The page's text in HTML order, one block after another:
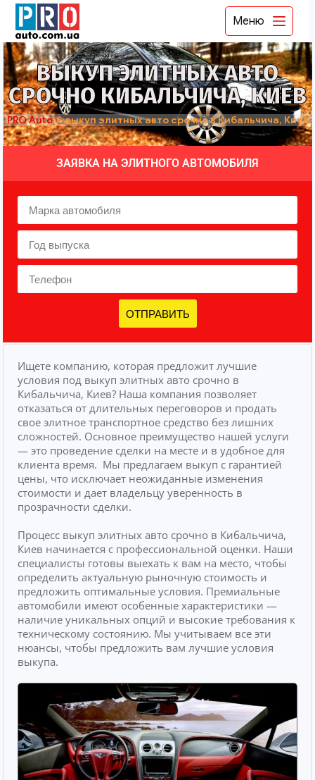
Меню
ВЫКУП ЭЛИТНЫХ АВТО
СРОЧНО КИБАЛЬЧИЧА, КИЕВ
PRO Auto➤выкуп элитных авто срочно в Кибальчича, Киев
ЗАЯВКА НА ЭЛИТНОГО АВТОМОБИЛЯ
ОТПРАВИТЬ
Ищете компанию, которая предложит лучшие
условия под выкуп элитных авто срочно в
Кибальчича, Киев? Наша компания позволяет
отказаться от длительных переговоров и продать
свое элитное транспортное средство без лишних
сложностей. Основное преимущество нашей услуги
— это проведение сделки на месте и в удобное для
клиента время. Мы предлагаем выкуп с гарантией
цены, что исключает неожиданные изменения
стоимости и дает владельцу уверенность в
прозрачности сделки.
Процесс выкуп элитных авто срочно в Кибальчича,
Киев начинается с профессиональной оценки. Наши
специалисты готовы выехать к вам на место, чтобы
определить актуальную рыночную стоимость и
предложить оптимальные условия. Премиальные
автомобили имеют особенные характеристики —
наличие уникальных опций и высокие требования к
техническому состоянию. Мы учитываем все эти
нюансы, чтобы предложить вам лучшие условия
выкупа.